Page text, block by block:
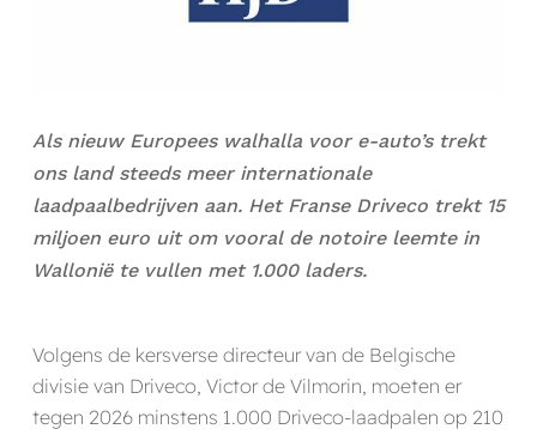
Als nieuw Europees walhalla voor e-auto’s trekt
ons land steeds meer internationale
laadpaalbedrijven aan. Het Franse Driveco trekt 15
miljoen euro uit om vooral de notoire leemte in
Wallonië te vullen met 1.000 laders.
Volgens de kersverse directeur van de Belgische
divisie van Driveco, Victor de Vilmorin, moeten er
tegen 2026 minstens 1.000 Driveco-laadpalen op 210